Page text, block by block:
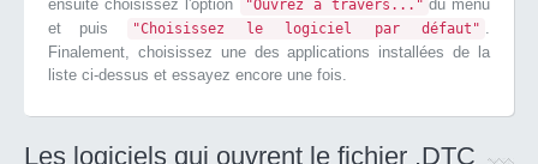
ensuite choisissez l'option
"Ouvrez à travers..." du ménu
et puis
"Choisissez le logiciel par défaut" .
Finalement, choisissez une des applications installées de la
liste ci-dessus et essayez encore une fois.
Les logiciels qui ouvrent le fichier .DTC